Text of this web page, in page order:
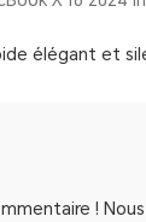
élégant et
!